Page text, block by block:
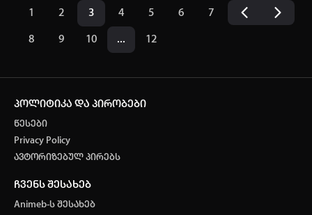
1 2 3 4 5 6 7
8 9 10 ... 12
პოლიტიკა და პირობები
წესები
Privacy Policy
ავტორიზებულ პირებს
ჩვენს შესახებ
Animeb-ს შესახებ